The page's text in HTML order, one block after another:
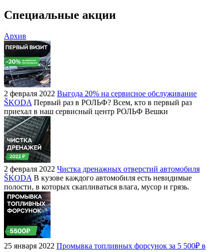
Специальные акции
Архив
2 февраля 2022 Выгода 20% на сервисное обслуживание
ŠKODA Первый раз в РОЛЬФ? Всем, кто в первый раз
приехал в наш сервисный центр РОЛЬФ Вешки
2 февраля 2022 Чистка дренажных отверстий автомобиля
ŠKODA В кузове каждого автомобиля есть невидимые
полости, в которых скапливаться влага, мусор и грязь.
25 января 2022 Промывка топливных форсунок за 5 500₽ в